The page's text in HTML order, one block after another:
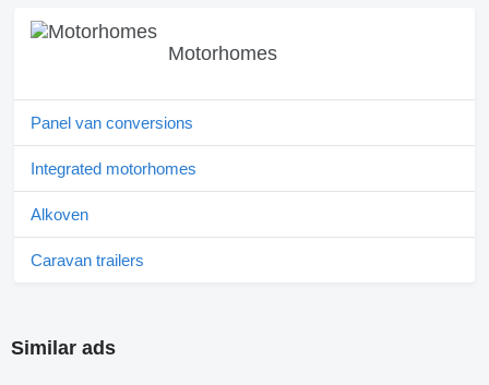
Motorhomes
Panel van conversions
Integrated motorhomes
Alkoven
Caravan trailers
Similar ads